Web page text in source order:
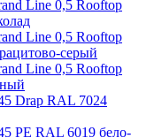
Line 0,5 Rooftop
Line 0,5 Rooftop
серый
Line 0,5 Rooftop
Drap RAL 7024
PE RAL 6019 бело-